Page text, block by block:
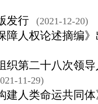
发行 (2021-12-20)
障人权论述摘编
织第二十八次领
11-29)
建人类命运共同